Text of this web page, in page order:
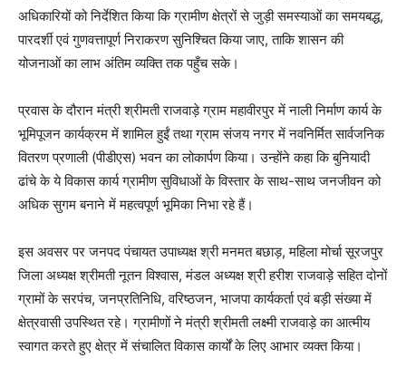
अधिकारियों को निर्देशित किया कि ग्रामीण क्षेत्रों से जुड़ी समस्याओं का समयबद्ध,
पारदर्शी एवं गुणवत्तापूर्ण निराकरण सुनिश्चित किया जाए, ताकि शासन की
योजनाओं का लाभ अंतिम व्यक्ति तक पहुँच सके।
प्रवास के दौरान मंत्री श्रीमती राजवाड़े ग्राम महावीरपुर में नाली निर्माण कार्य के
भूमिपूजन कार्यक्रम में शामिल हुईं तथा ग्राम संजय नगर में नवनिर्मित सार्वजनिक
वितरण प्रणाली (पीडीएस) भवन का लोकार्पण किया। उन्होंने कहा कि बुनियादी
ढांचे के ये विकास कार्य ग्रामीण सुविधाओं के विस्तार के साथ-साथ जनजीवन को
अधिक सुगम बनाने में महत्वपूर्ण भूमिका निभा रहे हैं।
इस अवसर पर जनपद पंचायत उपाध्यक्ष श्री मनमत बछाड़, महिला मोर्चा सूरजपुर
जिला अध्यक्ष श्रीमती नूतन विश्वास, मंडल अध्यक्ष श्री हरीश राजवाड़े सहित दोनों
ग्रामों के सरपंच, जनप्रतिनिधि, वरिष्ठजन, भाजपा कार्यकर्ता एवं बड़ी संख्या में
क्षेत्रवासी उपस्थित रहे। ग्रामीणों ने मंत्री श्रीमती लक्ष्मी राजवाड़े का आत्मीय
स्वागत करते हुए क्षेत्र में संचालित विकास कार्यों के लिए आभार व्यक्त किया।